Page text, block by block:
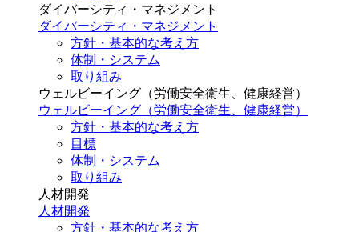
ダイバーシティ・マネジメント
ダイバーシティ・マネジメント
方針・基本的な考え方
体制・システム
取り組み
ウェルビーイング（労働安全衛生、健康経営）
ウェルビーイング（労働安全衛生、健康経営）
方針・基本的な考え方
目標
体制・システム
取り組み
人材開発
人材開発
方針・基本的な考え方